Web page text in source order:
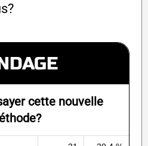
cette nouvelle